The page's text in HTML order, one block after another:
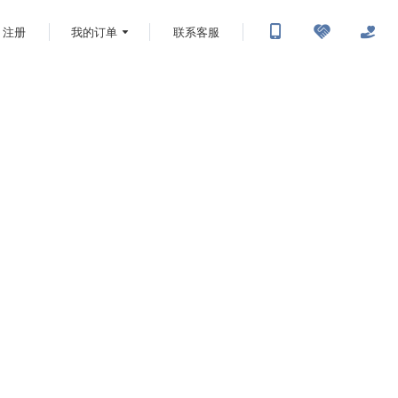
注册 我的订单 联系客服